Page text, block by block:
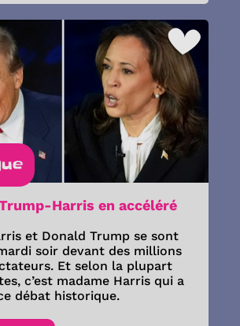
Harris en accéléré
et Donald Trump se sont
soir devant des millions
Et selon la plupart
c’est madame Harris qui a
débat historique.